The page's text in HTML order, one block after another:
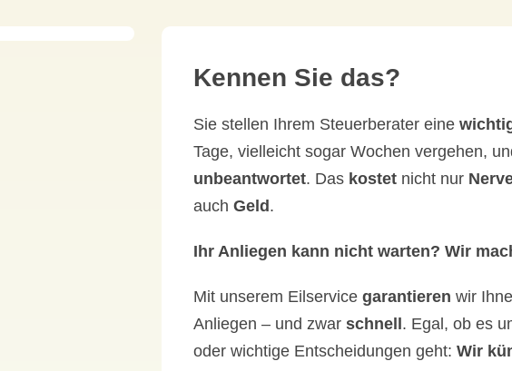
Kennen Sie das?
Sie stellen Ihrem Steuerberater eine
Tage, vielleicht sogar Wochen vergehen,
unbeantwortet. Das kostetnicht nur
auch Geld .
Ihr Anliegen kann nicht warten? Wir
Mit unserem Eilservice garantieren wir
Anliegen – und zwar schnell . Egal, ob es
oder wichtige Entscheidungen geht: Wir